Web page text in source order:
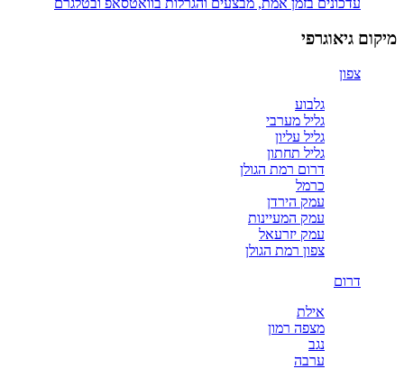
עדכונים בזמן אמת, מבצעים והגרלות בוואטסאפ ובטלגרם
מיקום גיאוגרפי
צפון
גלבוע
גליל מערבי
גליל עליון
גליל תחתון
דרום רמת הגולן
כרמל
עמק הירדן
עמק המעיינות
עמק יזרעאל
צפון רמת הגולן
דרום
אילת
מצפה רמון
נגב
ערבה